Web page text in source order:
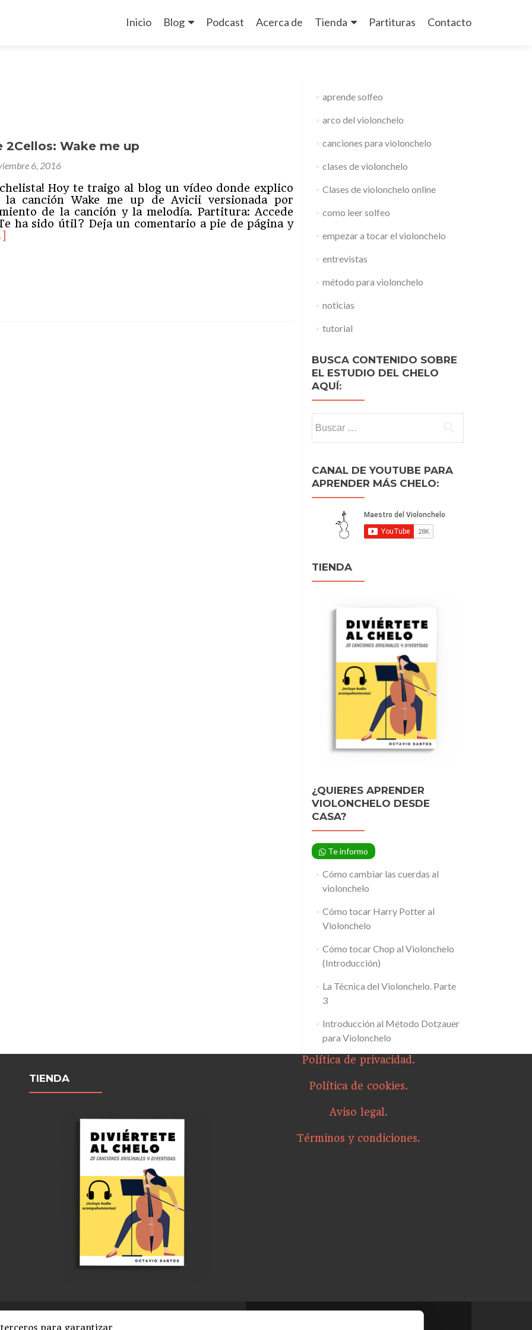
al
Inicio Blog Podcast Acerca de Tienda Partituras Contacto
2Cellos: Wake me up
6, 2016
Hoy te traigo al blog un vídeo donde explico
la canción Wake me up de Avicii versionada por
de la canción y la melodía. Partitura: Accede
ha sido útil? Deja un comentario a pie de página y
aprende solfeo
arco del violonchelo
canciones para violonchelo
clases de violonchelo
Clases de violonchelo online
como leer solfeo
empezar a tocar el violonchelo
entrevistas
método para violonchelo
noticias
tutorial
BUSCA CONTENIDO SOBRE
EL ESTUDIO DEL CHELO
AQUÍ:
CANAL DE YOUTUBE PARA
APRENDER MÁS CHELO:
TIENDA
¿QUIERES APRENDER
VIOLONCHELO DESDE
CASA?
Te informo
Cómo cambiar las cuerdas al
violonchelo
Cómo tocar Harry Potter al
Violonchelo
Cómo tocar Chop al Violonchelo
(Introducción)
La Técnica del Violonchelo. Parte
3
Introducción al Método Dotzauer
para Violonchelo
TIENDA
Política de privacidad.
Política de cookies.
Aviso legal.
Términos y condiciones.
para garantizar